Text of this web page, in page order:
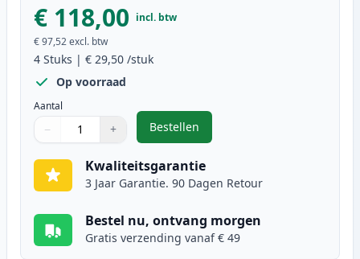
€ 118,00 incl. btw
€ 97,52excl. btw
4 Stuks | € 29,50 /stuk
Op voorraad
Aantal
Gebruik de knoppen om aan te passen
− +
1
Bestellen
,Brother TN241 & TN245 toner
Kwaliteitsgarantie
3 Jaar Garantie. 90 Dagen Retour
Bestel nu, ontvang morgen
Gratis verzending vanaf € 49